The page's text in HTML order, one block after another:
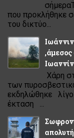
που προκλήθηκε
του δικτύο...
,άμεσος
Χάρη
των
εκδηλώθηκε λίγο
έκταση ...